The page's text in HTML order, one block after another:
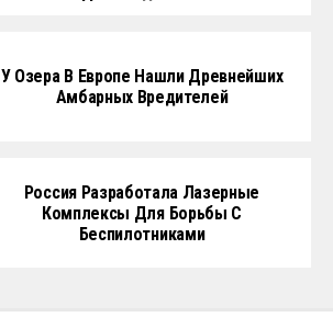
У Озера В Европе Нашли Древнейших
Амбарных Вредителей
Россия Разработала Лазерные
Комплексы Для Борьбы С
Беспилотниками